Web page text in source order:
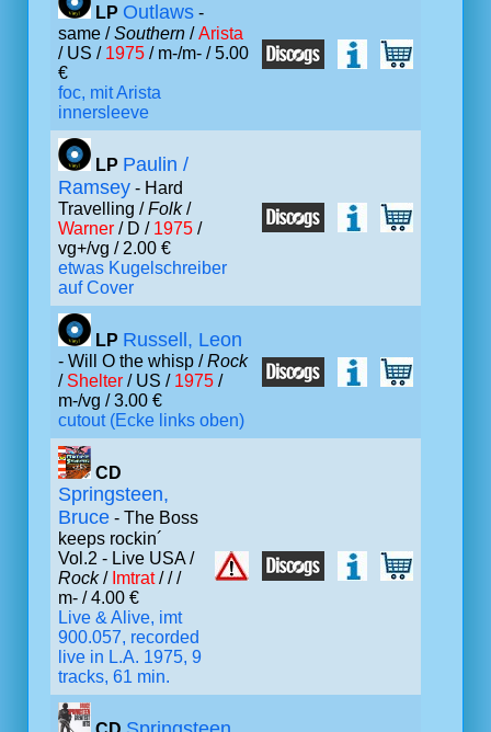
LP Outlaws -
same /Southern /Arista
/ US / 1975 / m-/m- / 5.00
€
foc, mit Arista
innersleeve
LP Paulin /
Ramsey - Hard
Travelling /Folk/
Warner / D / 1975 /
vg+/vg / 2.00 €
etwas Kugelschreiber
auf Cover
LP Russell, Leon
- Will O the whisp /Rock
/ Shelter / US / 1975 /
m-/vg / 3.00 €
cutout (Ecke links oben)
CD
Springsteen,
Bruce - The Boss
keeps rockin´
Vol.2 - Live USA /
Rock/ Imtrat/ //
m- / 4.00 €
Live & Alive, imt
900.057, recorded
live in L.A. 1975, 9
tracks, 61 min.